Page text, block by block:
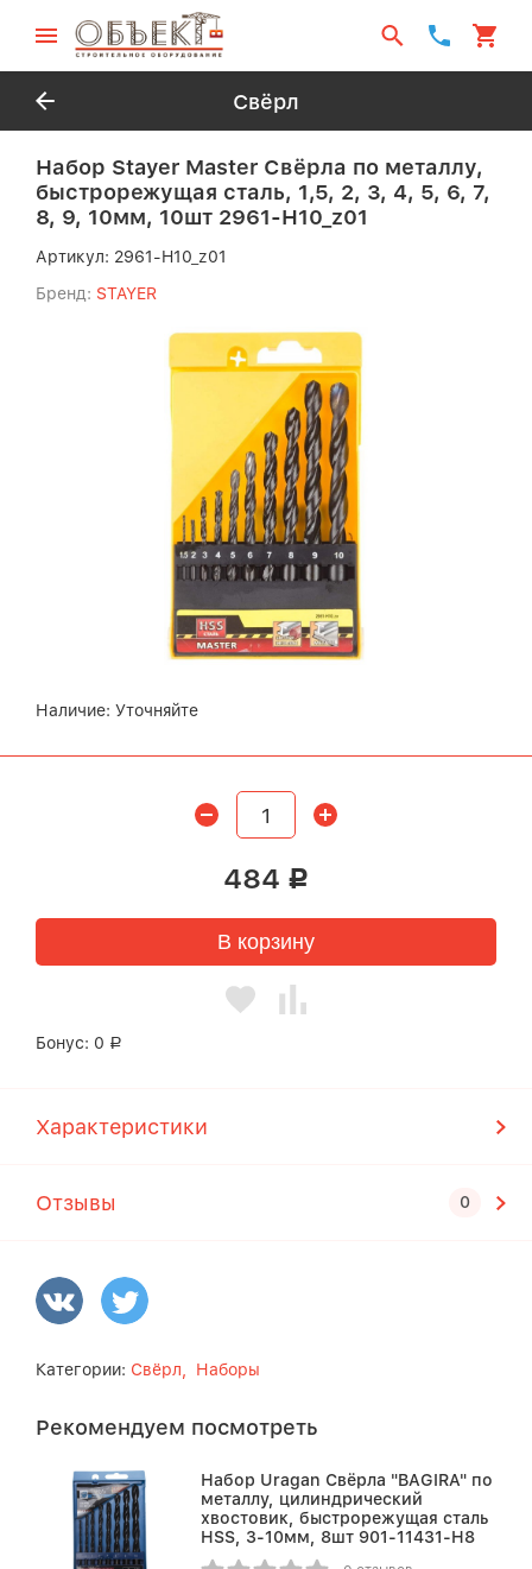
Свёрл
Набор Stayer Master Свёрла по металлу,
быстрорежущая сталь, 1,5, 2, 3, 4, 5, 6, 7,
8, 9, 10мм, 10шт 2961-H10_z01
Артикул: 2961-H10_z01
Бренд: STAYER
Наличие: Уточняйте
484 Р
В корзину
Бонус: 0 Р
Характеристики
Отзывы
Категории: Свёрл, Наборы
Рекомендуем посмотреть
Набор Uragan Свёрла "BAGIRA" по
металлу, цилиндрический
хвостовик, быстрорежущая сталь
HSS, 3-10мм, 8шт 901-11431-H8